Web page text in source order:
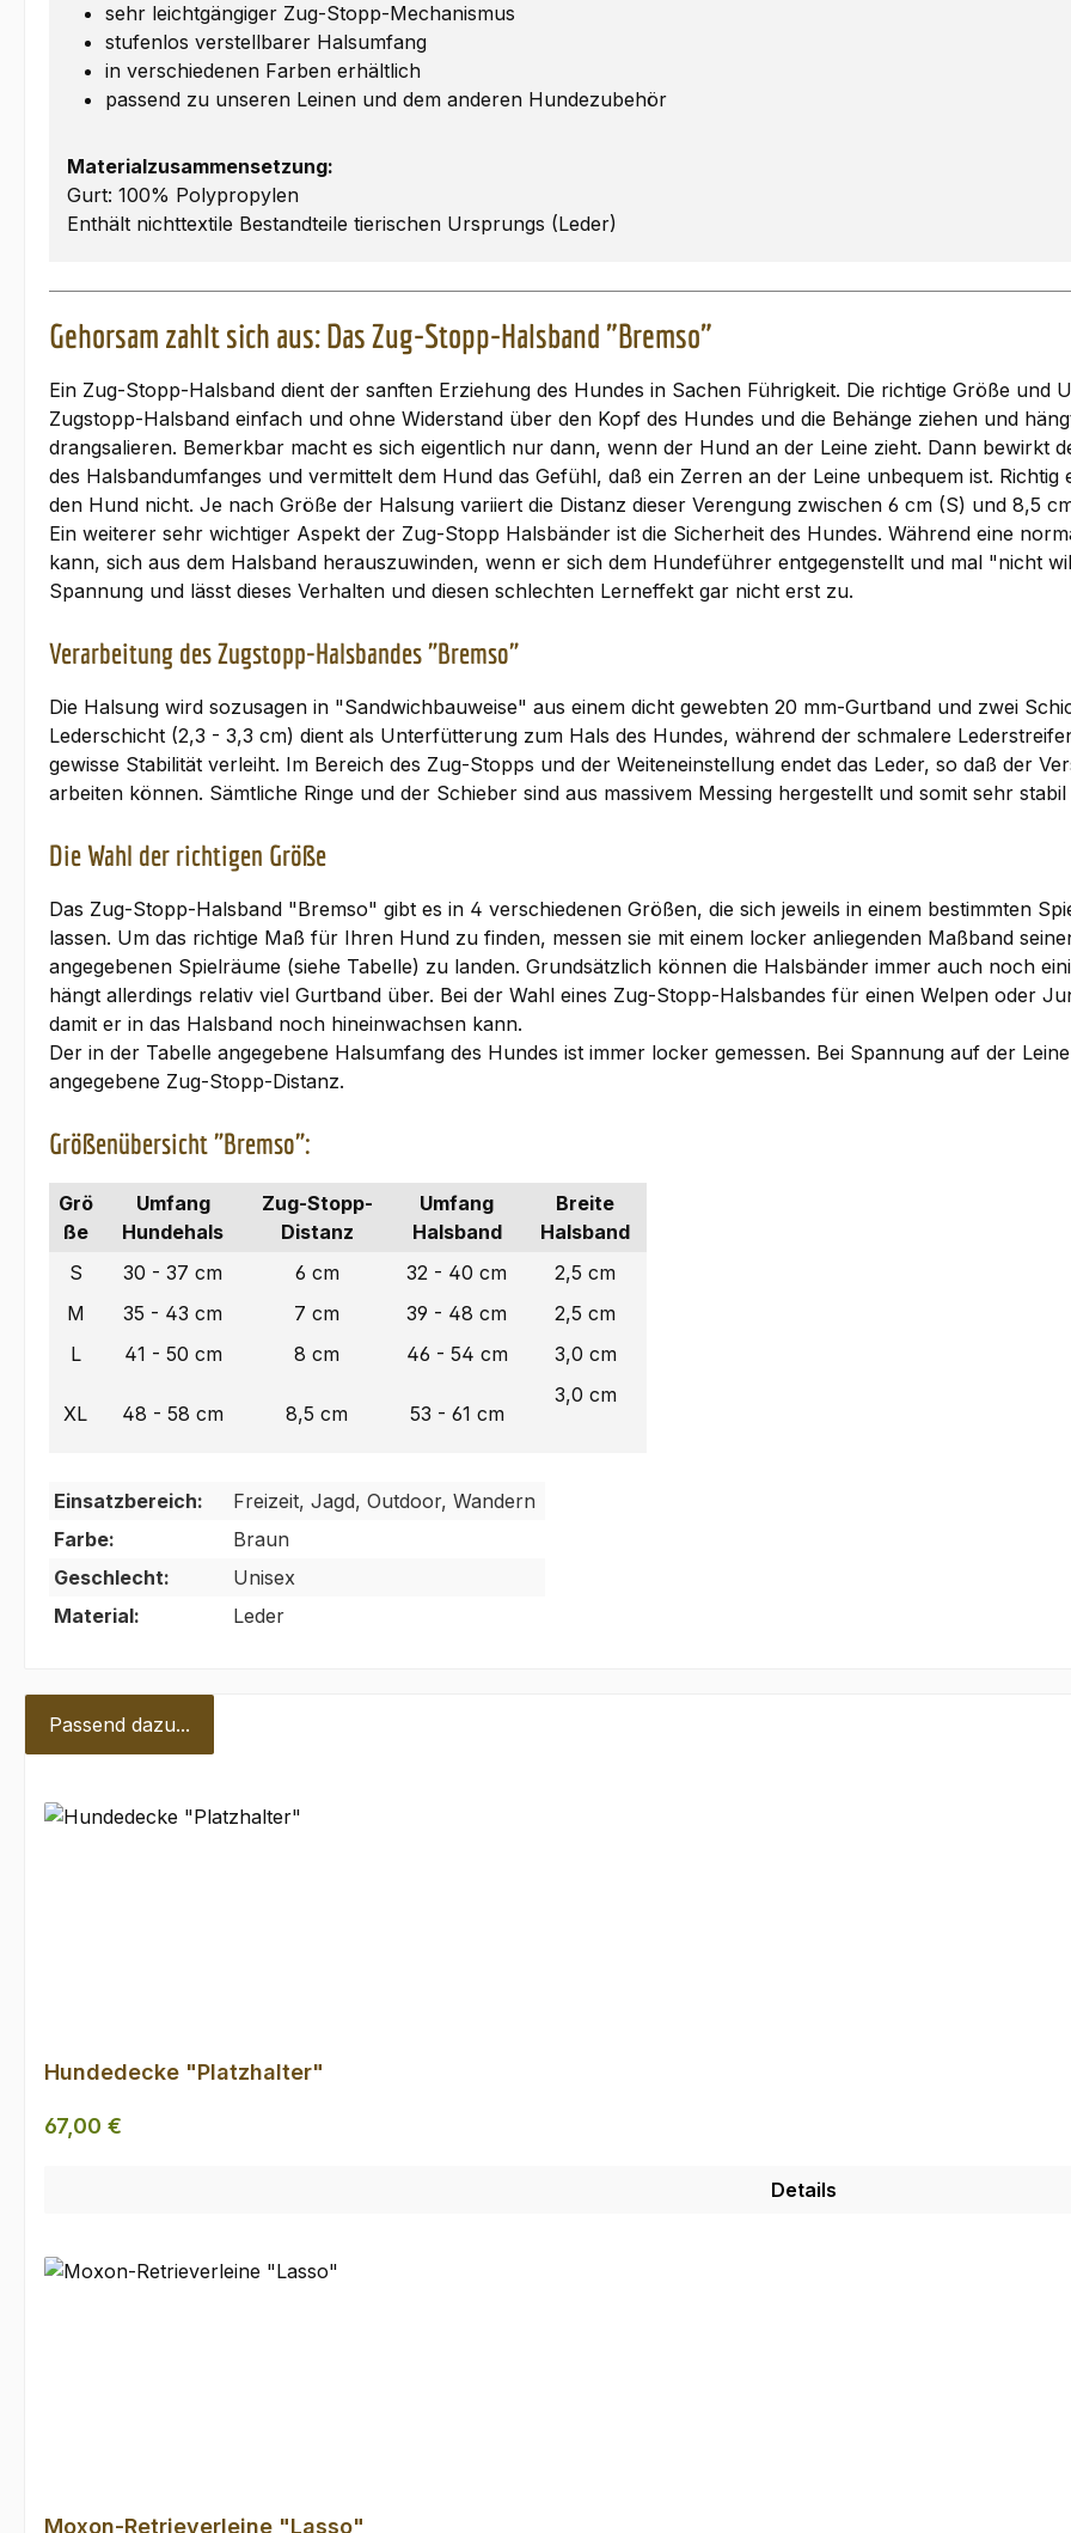
sehr leichtgängiger Zug-Stopp-Mechanismus
stufenlos verstellbarer Halsumfang
in verschiedenen Farben erhältlich
passend zu unseren Leinen und dem anderen Hundezubehör
Materialzusammensetzung:
Gurt: 100% Polypropylen
Enthält nichttextile Bestandteile tierischen Ursprungs (Leder)
Gehorsam zahlt sich aus: Das Zug-Stopp-Halsband "Bremso"
Ein Zug-Stopp-Halsband dient der sanften Erziehung des Hundes in Sachen Führigkeit. Die richtige Größe und
Zugstopp-Halsband einfach und ohne Widerstand über den Kopf des Hundes und die Behänge ziehen und
drangsalieren. Bemerkbar macht es sich eigentlich nur dann, wenn der Hund an der Leine zieht. Dann bewirkt
des Halsbandumfanges und vermittelt dem Hund das Gefühl, daß ein Zerren an der Leine unbequem ist.
den Hund nicht. Je nach Größe der Halsung variiert die Distanz dieser Verengung zwischen 6 cm (S) und 8,5
Ein weiterer sehr wichtiger Aspekt der Zug-Stopp Halsbänder ist die Sicherheit des Hundes. Während eine
kann, sich aus dem Halsband herauszuwinden, wenn er sich dem Hundeführer entgegenstellt und mal "nicht
Spannung und lässt dieses Verhalten und diesen schlechten Lerneffekt gar nicht erst zu.
Verarbeitung des Zugstopp-Halsbandes "Bremso"
Die Halsung wird sozusagen in "Sandwichbauweise" aus einem dicht gewebten 20 mm-Gurtband und zwei
Lederschicht (2,3 - 3,3 cm) dient als Unterfütterung zum Hals des Hundes, während der schmalere
gewisse Stabilität verleiht. Im Bereich des Zug-Stopps und der Weiteneinstellung endet das Leder, so daß der
arbeiten können. Sämtliche Ringe und der Schieber sind aus massivem Messing hergestellt und somit sehr
Die Wahl der richtigen Größe
Das Zug-Stopp-Halsband "Bremso" gibt es in 4 verschiedenen Größen, die sich jeweils in einem bestimmten
lassen. Um das richtige Maß für Ihren Hund zu finden, messen sie mit einem locker anliegenden Maßband
angegebenen Spielräume (siehe Tabelle) zu landen. Grundsätzlich können die Halsbänder immer auch noch
hängt allerdings relativ viel Gurtband über. Bei der Wahl eines Zug-Stopp-Halsbandes für einen Welpen oder
damit er in das Halsband noch hineinwachsen kann.
Der in der Tabelle angegebene Halsumfang des Hundes ist immer locker gemessen. Bei Spannung auf der
angegebene Zug-Stopp-Distanz.
Größenübersicht "Bremso":
Grö
ße
Umfang
Hundehals
Zug-Stopp-
Distanz
Umfang
Halsband
Breite
Halsband
S
30 - 37 cm 6 cm 32 - 40 cm
2,5 cm
M
35 - 43 cm 7 cm 39 - 48 cm
2,5 cm
L
41 - 50 cm 8 cm 46 - 54 cm 3,0 cm
XL 48 - 58 cm 8,5 cm 53 - 61 cm
3,0 cm
Einsatzbereich:
Freizeit, Jagd, Outdoor, Wandern
Farbe:
Braun
Geschlecht:
Unisex
Material:
Leder
Passend dazu...
Hundedecke "Platzhalter"
Regulärer Preis:
67,00 €
Details
Moxon-Retrieverleine "Lasso"